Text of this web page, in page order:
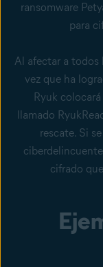
ransomware
para
Al afectar a todos
vez que ha
Ryuk
llamado
rescate. Si
cifrado